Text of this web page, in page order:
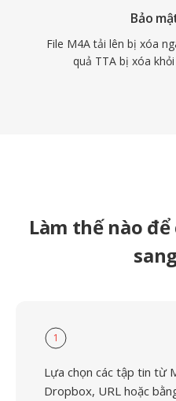
Bảo
File M4A tải lên bị xóa
quả TTA bị xóa
Làm thế nào
1
Lựa chọn các tập tin từ
Dropbox, URL hoặc